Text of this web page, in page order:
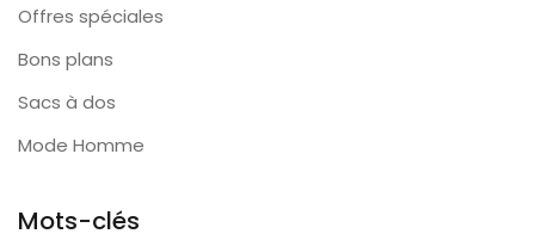
Offres spéciales
Bons plans
Sacs à dos
Mode Homme
Mots-clés